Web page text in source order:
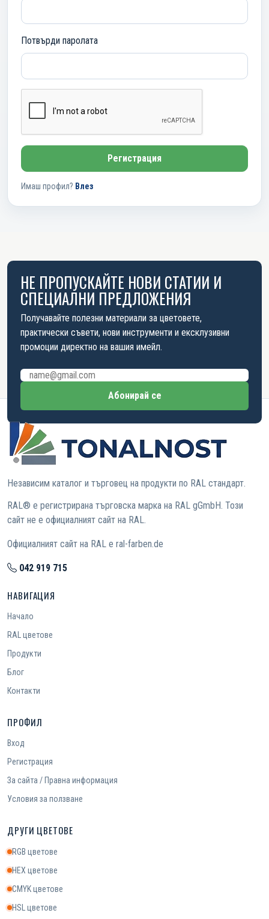
Потвърди паролата
Регистрация
Имаш профил? Влез
НЕ ПРОПУСКАЙТЕ НОВИ СТАТИИ И
СПЕЦИАЛНИ ПРЕДЛОЖЕНИЯ
Получавайте полезни материали за цветовете,
практически съвети, нови инструменти и ексклузивни
промоции директно на вашия имейл.
Имейл адрес
Абонирай се
Независим каталог и търговец на продукти по RAL стандарт.
RAL® е регистрирана търговска марка на RAL gGmbH. Този
сайт не е официалният сайт на RAL.
Официалният сайт на RAL е ral-farben.de
042 919 715
НАВИГАЦИЯ
Начало
RAL цветове
Продукти
Блог
Контакти
ПРОФИЛ
Вход
Регистрация
За сайта / Правна информация
Условия за ползване
ДРУГИ ЦВЕТОВЕ
RGB цветове
HEX цветове
CMYK цветове
HSL цветове